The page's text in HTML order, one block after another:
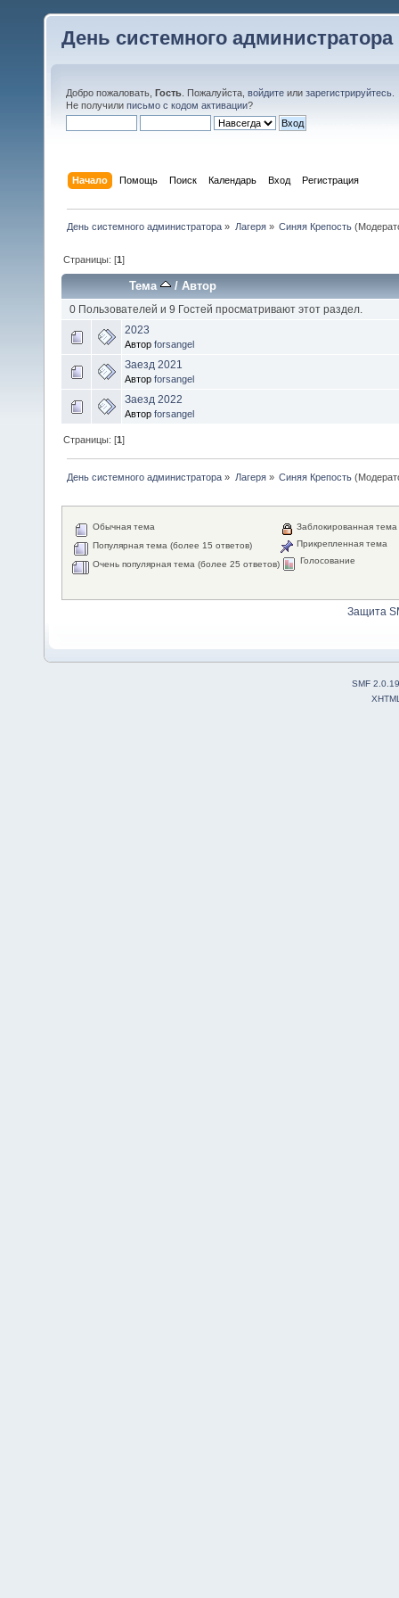
День системного администратора
Добро пожаловать, Гость . Пожалуйста, войдите или зарегистрируйтесь
Не получили письмо с кодом активации?
Начало Помощь Поиск Календарь Вход Регистрация
День системного администратора » Лагеря» Синяя Крепость
Страницы: [1]
Тема /Автор
0 Пользователей и 9 Гостей просматривают этот раздел.
2023
Автор forsangel
Заезд 2021
Автор forsangel
Заезд 2022
Автор forsangel
Страницы: [1]
День системного администратора » Лагеря» Синяя Крепость
Обычная тема
Популярная тема (более 15 ответов)
Очень популярная тема (более 25 ответов)
Заблокированная тема
Прикрепленная тема
Голосование
Защита
SMF 2.0.19